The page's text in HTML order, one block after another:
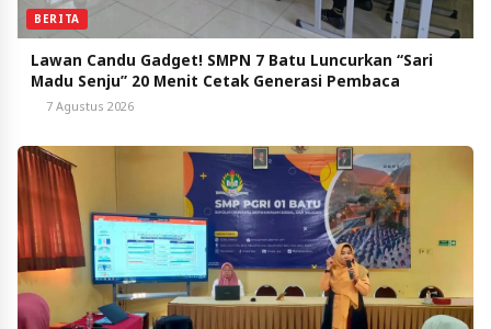
BERITA
Lawan Candu Gadget! SMPN 7 Batu Luncurkan “Sari
Madu Senju” 20 Menit Cetak Generasi Pembaca
7 Agustus 2026